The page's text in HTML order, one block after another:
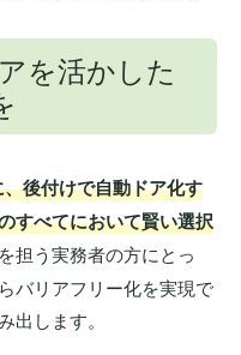
を活かした
後付けで自動ドア化す
すべてにおいて賢い選択
担う実務者の方にとっ
バリアフリー化を実現で
出します。